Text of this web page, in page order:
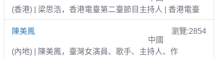
(香港) | 梁思浩，香港電臺第二臺節目主持人 | 香港電臺
陳美鳳
瀏覽:2854
中國
(內地) | 陳美鳳，臺灣女演員、歌手、主持人、作